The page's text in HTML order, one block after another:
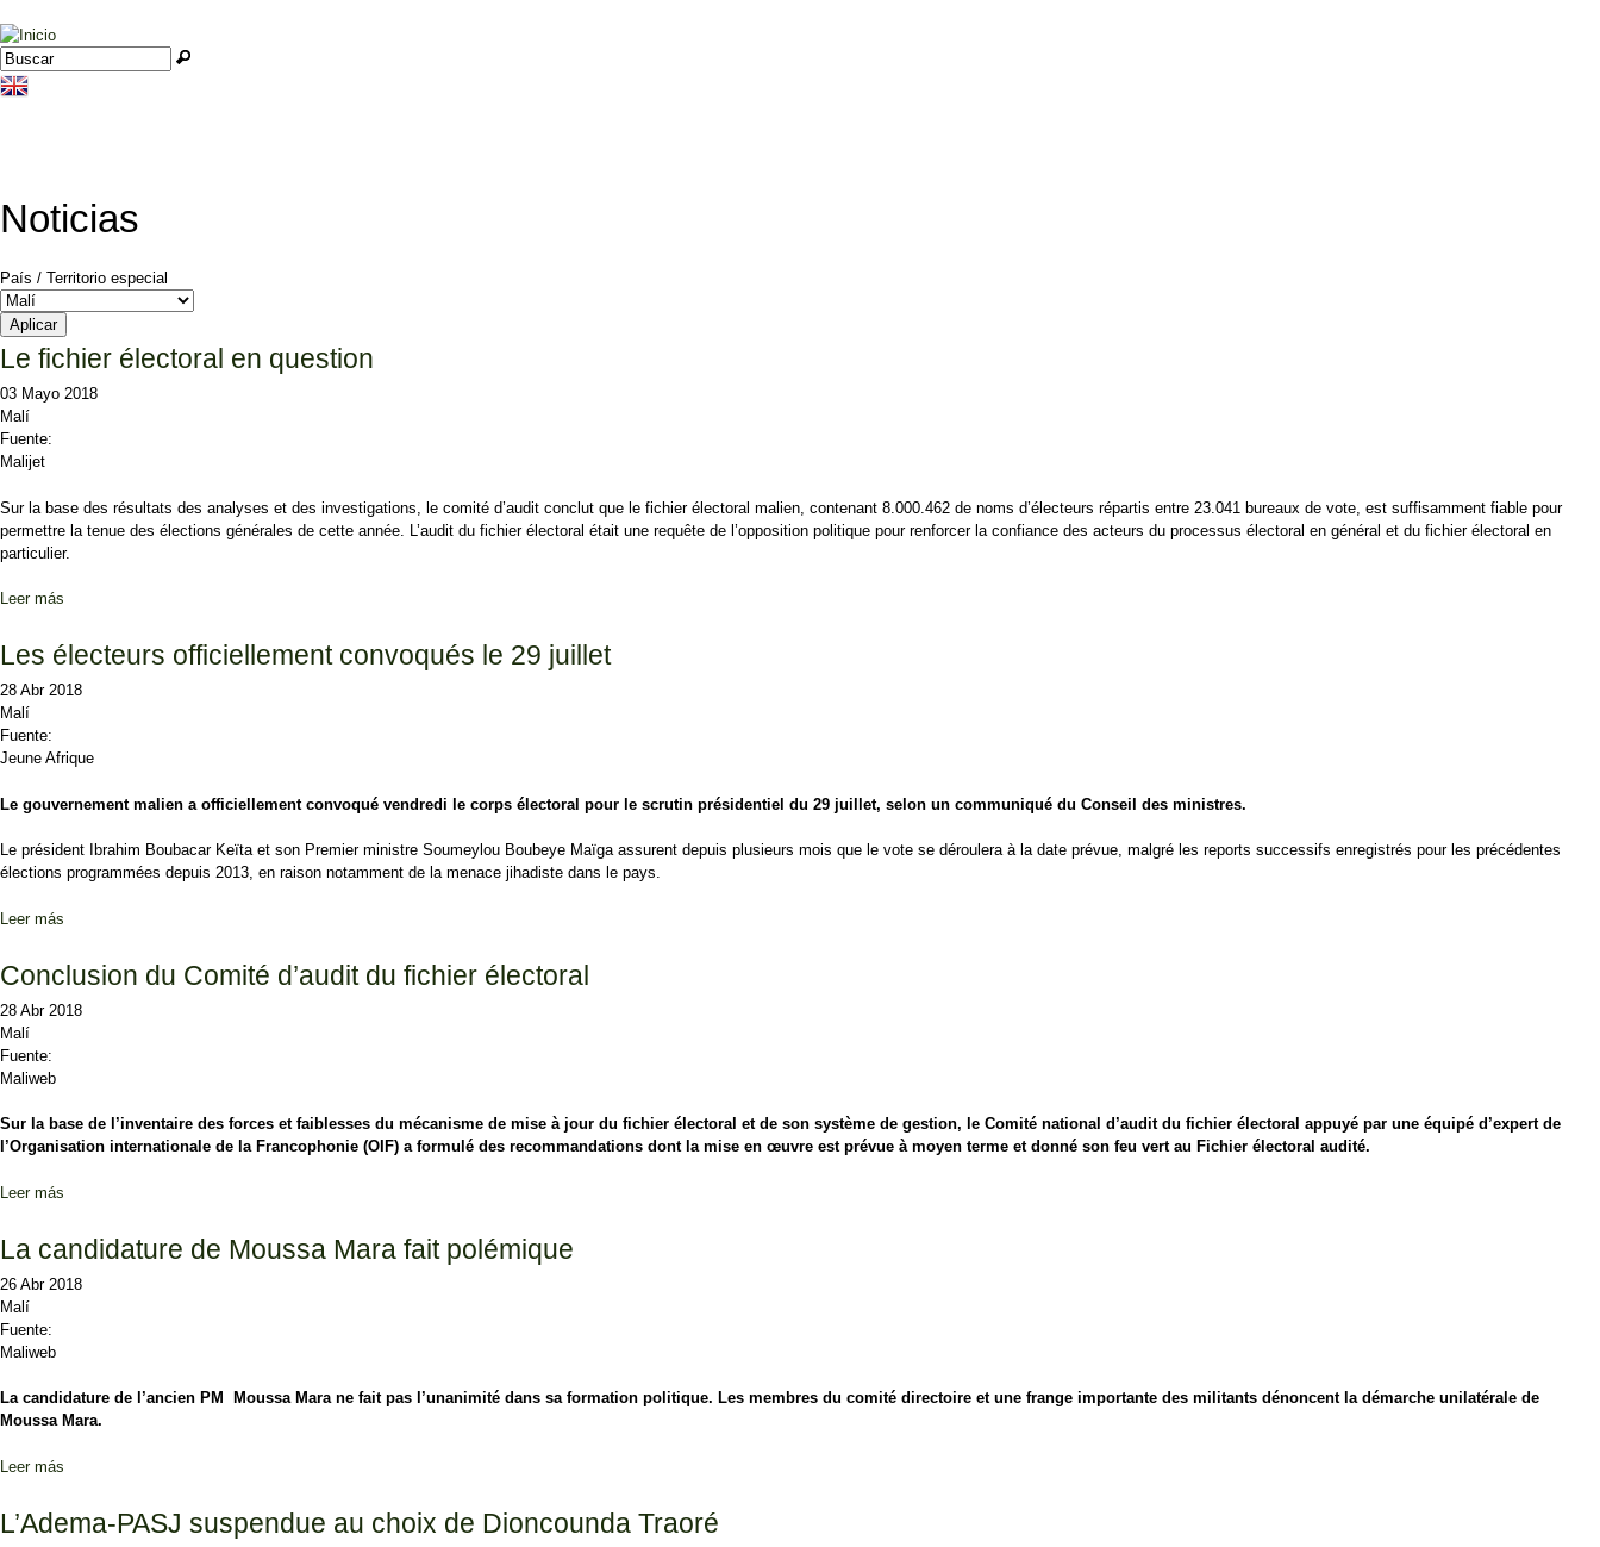
Jump to navigation
Formulario de búsqueda
Buscar
Noticias
País / Territorio especial
Le fichier électoral en question
03 Mayo 2018
Malí
Fuente:
Malijet
Sur la base des résultats des analyses et des investigations, le comité d’audit conclut que le fichier électoral malien, contenant 8.000.462 de noms d’électeurs répartis entre 23.041 bureaux de vote, est suffisamment fiable pour
permettre la tenue des élections générales de cette année. L’audit du fichier électoral était une requête de l’opposition politique pour renforcer la confiance des acteurs du processus électoral en général et du fichier électoral en
particulier.
Leer más
Les électeurs officiellement convoqués le 29 juillet
28 Abr 2018
Malí
Fuente:
Jeune Afrique
Le gouvernement malien a officiellement convoqué vendredi le corps électoral pour le scrutin présidentiel du 29 juillet, selon un communiqué du Conseil des ministres.
Le président Ibrahim Boubacar Keïta et son Premier ministre Soumeylou Boubeye Maïga assurent depuis plusieurs mois que le vote se déroulera à la date prévue, malgré les reports successifs enregistrés pour les précédentes
élections programmées depuis 2013, en raison notamment de la menace jihadiste dans le pays.
Leer más
Conclusion du Comité d’audit du fichier électoral
28 Abr 2018
Malí
Fuente:
Maliweb
Sur la base de l’inventaire des forces et faiblesses du mécanisme de mise à jour du fichier électoral et de son système de gestion, le Comité national d’audit du fichier électoral appuyé par une équipé d’expert de
l’Organisation internationale de la Francophonie (OIF) a formulé des recommandations dont la mise en œuvre est prévue à moyen terme et donné son feu vert au Fichier électoral audité.
Leer más
La candidature de Moussa Mara fait polémique
26 Abr 2018
Malí
Fuente:
Maliweb
La candidature de l’ancien PM Moussa Mara ne fait pas l’unanimité dans sa formation politique. Les membres du comité directoire et une frange importante des militants dénoncent la démarche unilatérale de
Moussa Mara.
Leer más
L’Adema-PASJ suspendue au choix de Dioncounda Traoré